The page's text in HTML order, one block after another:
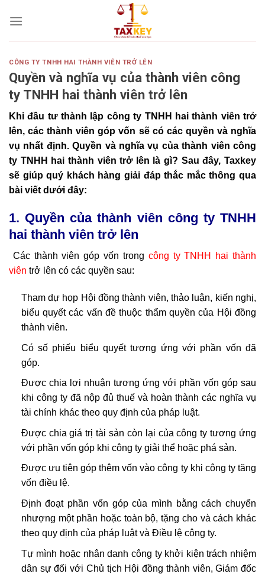
CÔNG TY TNHH HAI THÀNH VIÊN TRỞ LÊN
Quyền và nghĩa vụ của thành viên công
ty TNHH hai thành viên trở lên
Khi đầu tư thành lập công ty TNHH hai thành viên trở
lên, các thành viên góp vốn sẽ có các quyền và nghĩa
vụ nhất định. Quyền và nghĩa vụ của thành viên công
ty TNHH hai thành viên trở lên là gì? Sau đây, Taxkey
sẽ giúp quý khách hàng giải đáp thắc mắc thông qua
bài viết dưới đây:
1. Quyền của thành viên công ty TNHH
hai thành viên trở lên
Các thành viên góp vốn trong công ty TNHH hai thành
viên trở lên có các quyền sau:
Tham dự họp Hội đồng thành viên, thảo luận, kiến nghị,
biểu quyết các vấn đề thuộc thẩm quyền của Hội đồng
thành viên.
Có số phiếu biểu quyết tương ứng với phần vốn đã
góp.
Được chia lợi nhuận tương ứng với phần vốn góp sau
khi công ty đã nộp đủ thuế và hoàn thành các nghĩa vụ
tài chính khác theo quy định của pháp luật.
Được chia giá trị tài sản còn lại của công ty tương ứng
với phần vốn góp khi công ty giải thể hoặc phá sản.
Được ưu tiên góp thêm vốn vào công ty khi công ty tăng
vốn điều lệ.
Định đoạt phần vốn góp của mình bằng cách chuyển
nhượng một phần hoặc toàn bộ, tặng cho và cách khác
theo quy định của pháp luật và Điều lệ công ty.
Tự mình hoặc nhân danh công ty khởi kiện trách nhiệm
dân sự đối với Chủ tịch Hội đồng thành viên, Giám đốc